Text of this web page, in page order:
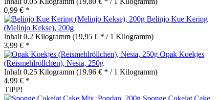
0,99 € *
Belinjo Kue Kering
(Melinjo Kekse), 200g
Inhalt 0.2 Kilogramm (19,95 € * / 1 Kilogramm)
3,99 € *
Opak Koekjes
(Reismehlröllchen), Nesia, 250g
Inhalt 0.25 Kilogramm (19,96 € * / 1 Kilogramm)
4,99 € *
TIPP!
Sponge Cokelat Cake